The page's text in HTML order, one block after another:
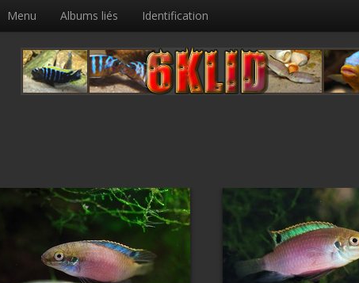
Menu Albums liés Identification